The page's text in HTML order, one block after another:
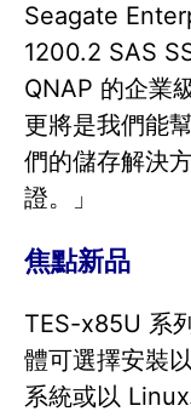
Seagate
1200.2 SAS
QNAP 的企業
更將是我們能
們的儲存解決
證。」
焦點新品
TES-x85U 系
體可選擇安裝
系統或以 Linux